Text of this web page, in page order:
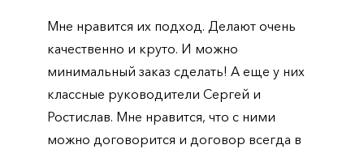
Мне нравится их подход. Делают очень
качественно и круто. И можно
минимальный заказ сделать! А еще у них
классные руководители Сергей и
Ростислав. Мне нравится, что с ними
можно договорится и договор всегда в